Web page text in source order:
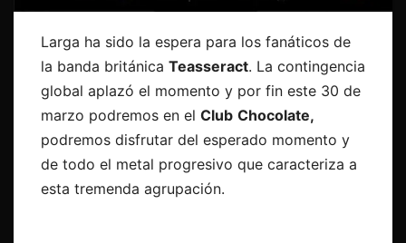
Larga ha sido la espera para los fanáticos de
la banda británica Teasseract. La contingencia
global aplazó el momento y por fin este 30 de
marzo podremos en el Club Chocolate,
podremos disfrutar del esperado momento y
de todo el metal progresivo que caracteriza a
esta tremenda agrupación.